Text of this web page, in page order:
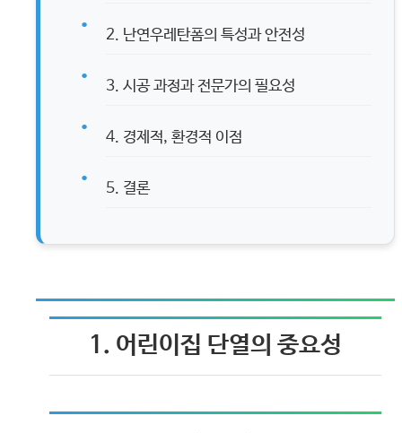
2. 난연우레탄폼의 특성과 안전성
3. 시공 과정과 전문가의 필요성
4. 경제적, 환경적 이점
5. 결론
1. 어린이집 단열의 중요성